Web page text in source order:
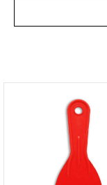
זה
יש
מספר
סוגים.
ניתן
לבחור